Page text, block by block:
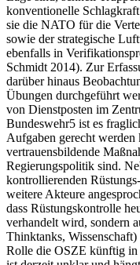
konventionelle
sie die NATO für die
sowie der strategische
ebenfalls in
Schmidt 2014). Zur
darüber hinaus
Übungen durchgeführt
von Dienstposten im
Bundeswehr5 ist es
Aufgaben gerecht
vertrauensbildende
Regierungspolitik sind.
kontrollierenden
weitere Akteure
dass Rüstungskontrolle
verhandelt wird, sondern
Thinktanks,
Rolle die OSZE künftig in